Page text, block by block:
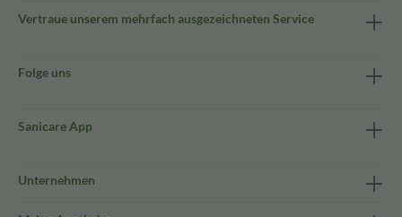
Vertraue unserem mehrfach ausgezeichneten Service
Folge uns
Sanicare App
Unternehmen